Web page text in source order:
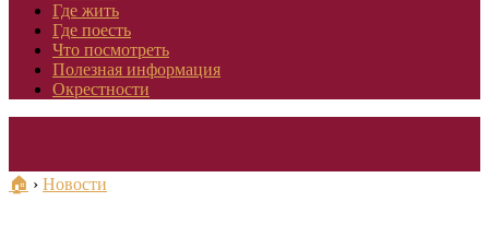
Где жить
Где поесть
Что посмотреть
Полезная информация
Окрестности
🏠 › Новости